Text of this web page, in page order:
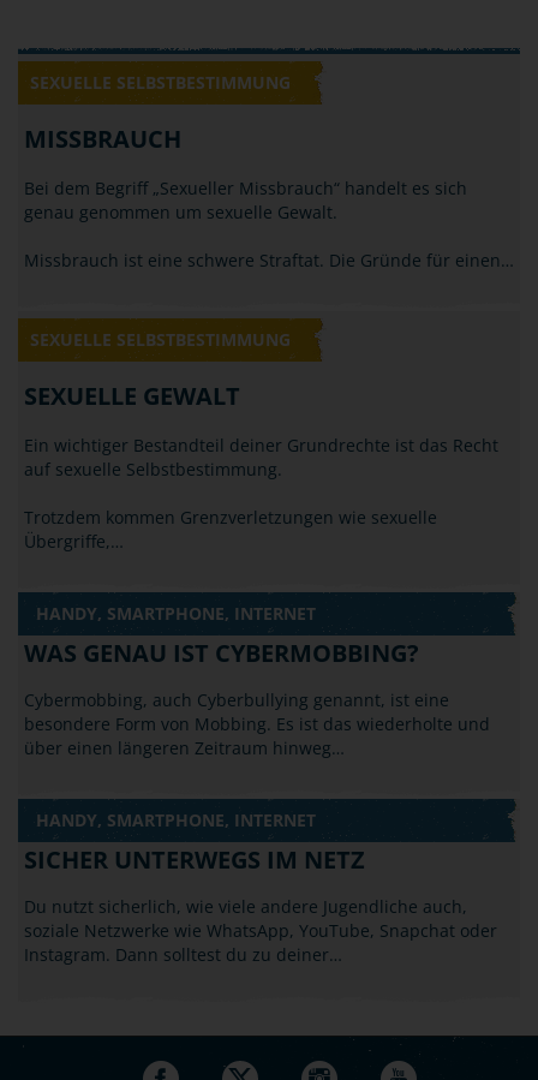
SEXUELLE SELBSTBESTIMMUNG
MISSBRAUCH
Bei dem Begriff „Sexueller Missbrauch“ handelt es sich
genau genommen um sexuelle Gewalt.
Missbrauch ist eine schwere Straftat. Die Gründe für einen…
SEXUELLE SELBSTBESTIMMUNG
SEXUELLE GEWALT
Ein wichtiger Bestandteil deiner Grundrechte ist das Recht
auf sexuelle Selbstbestimmung.
Trotzdem kommen Grenzverletzungen wie sexuelle
Übergriffe,…
HANDY, SMARTPHONE, INTERNET
WAS GENAU IST CYBERMOBBING?
Cybermobbing, auch Cyberbullying genannt, ist eine
besondere Form von Mobbing. Es ist das wiederholte und
über einen längeren Zeitraum hinweg…
HANDY, SMARTPHONE, INTERNET
SICHER UNTERWEGS IM NETZ
Du nutzt sicherlich, wie viele andere Jugendliche auch,
soziale Netzwerke wie WhatsApp, YouTube, Snapchat oder
Instagram. Dann solltest du zu deiner…